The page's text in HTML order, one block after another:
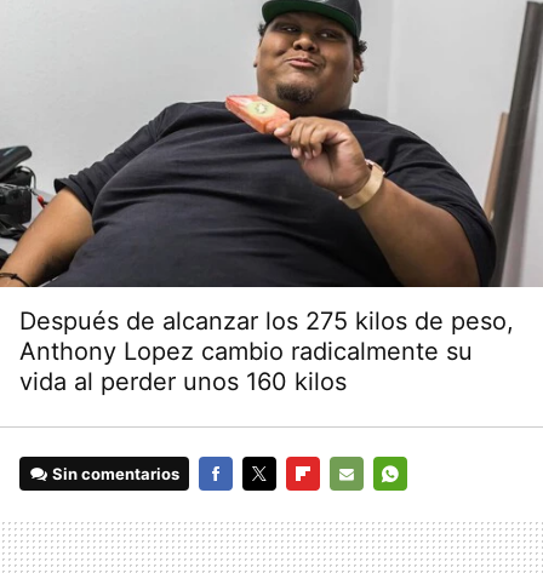
Después de alcanzar los 275 kilos de peso,
Anthony Lopez cambio radicalmente su
vida al perder unos 160 kilos
Sin comentarios
MAIL